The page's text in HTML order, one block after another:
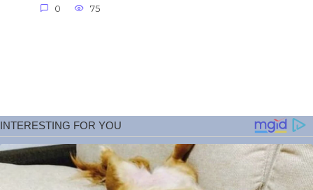
0 75